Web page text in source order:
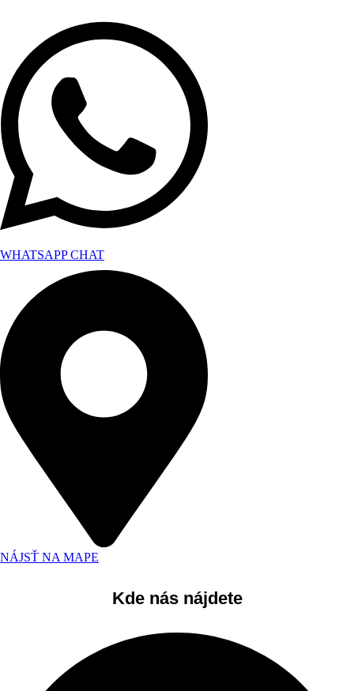
WHATSAPP CHAT
NÁJSŤ NA MAPE
Kde nás nájdete